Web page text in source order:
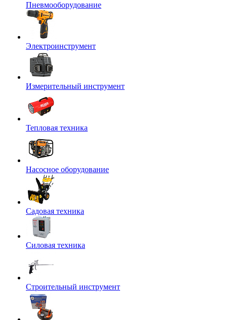
Пневмооборудование
Электроинструмент
Измерительный инструмент
Тепловая техника
Насосное оборудование
Садовая техника
Силовая техника
Строительный инструмент